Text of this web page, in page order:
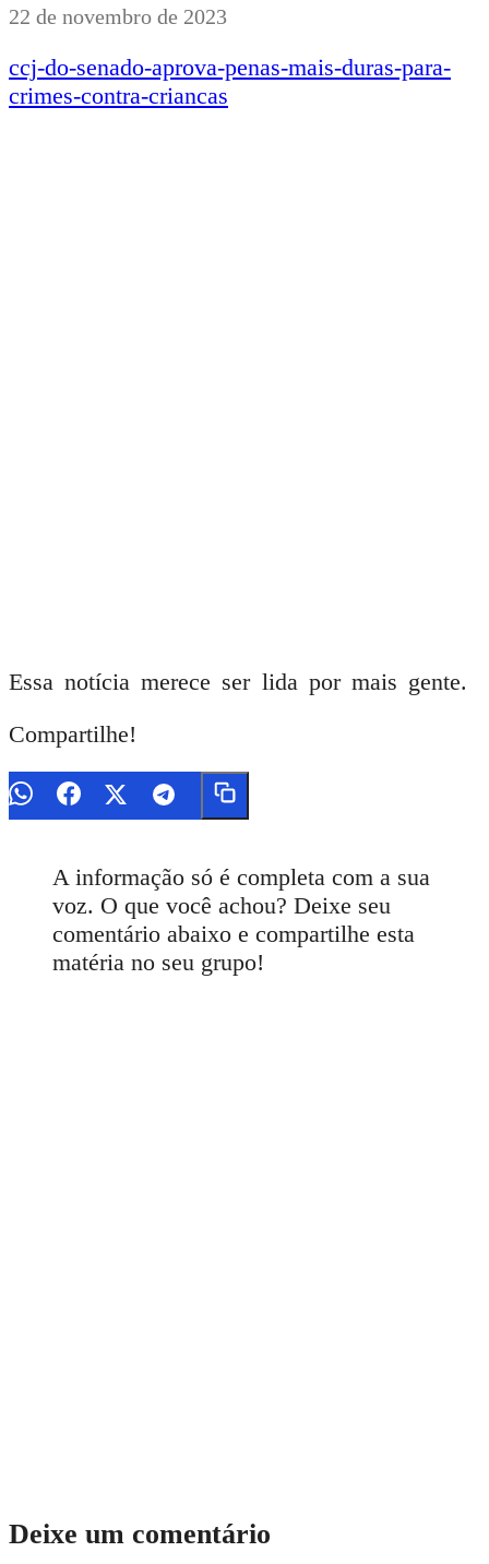
22 de novembro de 2023
ccj-do-senado-aprova-penas-mais-duras-para-
crimes-contra-criancas
Essa notícia merece ser lida por mais gente.
Compartilhe!
A informação só é completa com a sua
voz. O que você achou? Deixe seu
comentário abaixo e compartilhe esta
matéria no seu grupo!
Deixe um comentário